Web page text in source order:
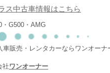
ス中古車情報はこちら
・G500・AMG
販売・レンタカーならワンオーナ
社ワンオーナー